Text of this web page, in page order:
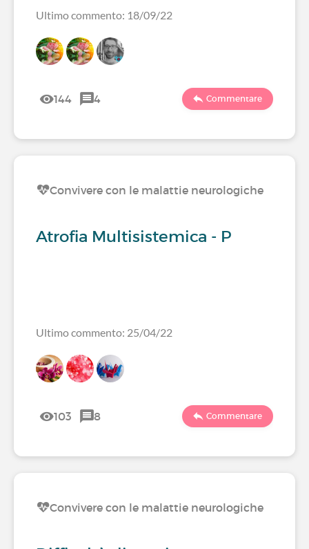
Ultimo commento: 18/09/22
144 4 Commentare
Convivere con le malattie neurologiche
Atrofia Multisistemica - P
Ultimo commento: 25/04/22
103 8 Commentare
Convivere con le malattie neurologiche